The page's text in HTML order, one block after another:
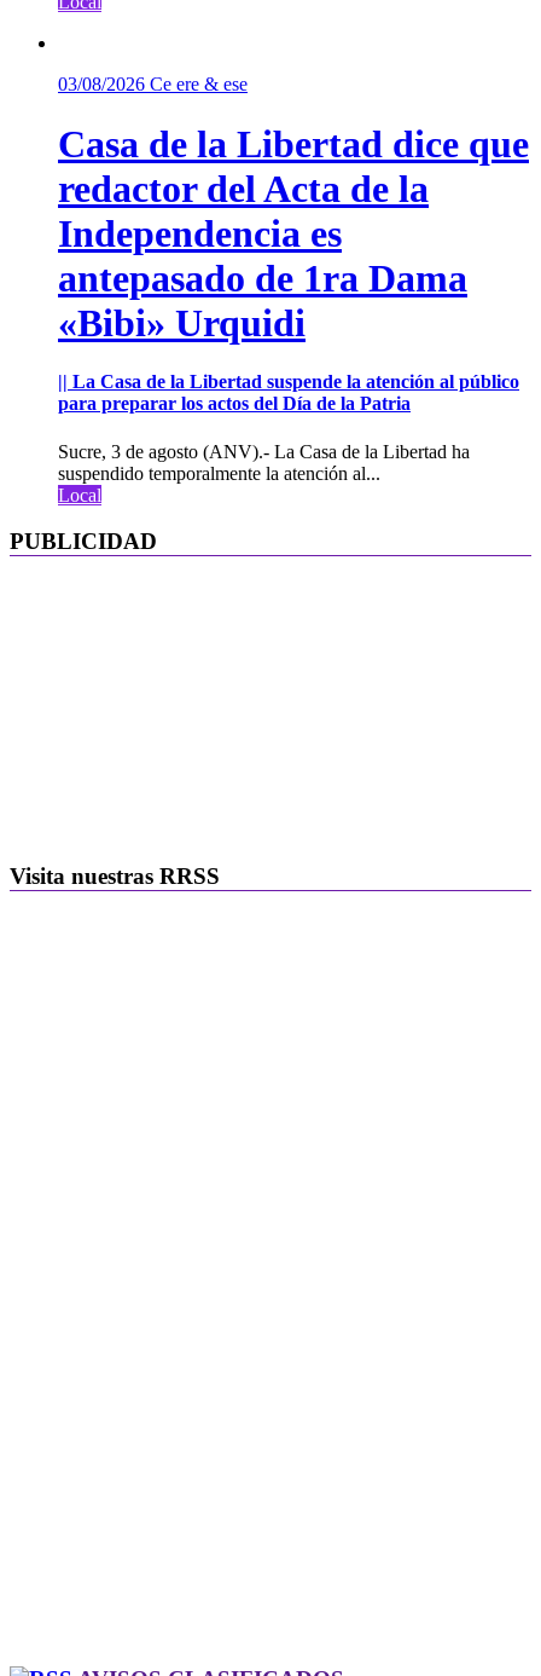
03/08/2026 Ce ere & ese
Casa de la Libertad dice que
redactor del Acta de la
Independencia es
antepasado de 1ra Dama
«Bibi» Urquidi
|| La Casa de la Libertad suspende la atención al público
para preparar los actos del Día de la Patria
Sucre, 3 de agosto (ANV).- La Casa de la Libertad ha
suspendido temporalmente la atención al...
Local
PUBLICIDAD
Visita nuestras RRSS